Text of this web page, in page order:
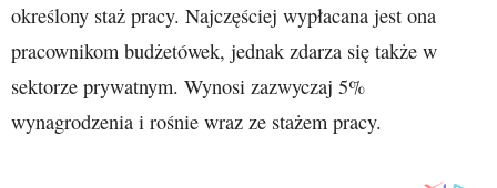
określony staż pracy. Najczęściej wypłacana jest ona
pracownikom budżetówek, jednak zdarza się także w
sektorze prywatnym. Wynosi zazwyczaj 5%
wynagrodzenia i rośnie wraz ze stażem pracy.